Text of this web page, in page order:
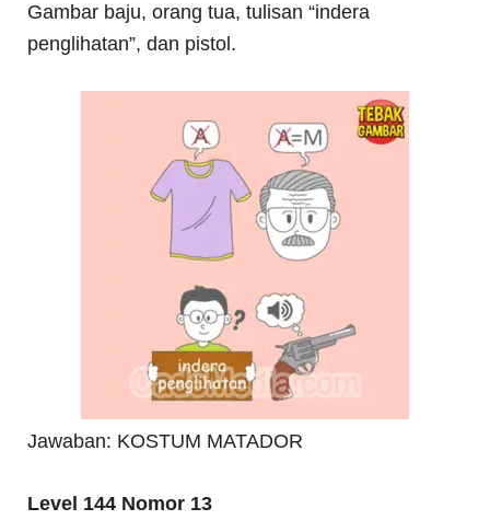
Gambar baju, orang tua, tulisan “indera
penglihatan”, dan pistol.
Jawaban: KOSTUM MATADOR
Level 144 Nomor 13